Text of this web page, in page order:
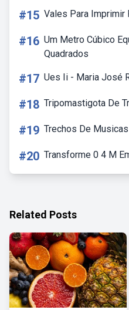
#15 Vales Para Imprimir
#16 Um Metro Cúbico
Quadrados
#17 Ues Ii - Maria José
#18 Tripomastigota De
#19 Trechos De
#20 Transforme 0 4 M
Related Posts